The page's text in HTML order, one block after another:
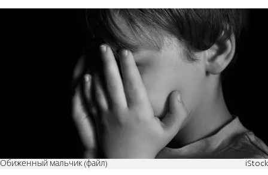
Обиженный мальчик (файл) iStock